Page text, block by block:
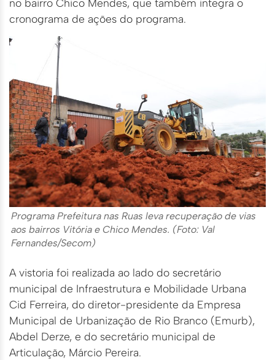
no bairro Chico Mendes, que também integra o
cronograma de ações do programa.
Programa Prefeitura nas Ruas leva recuperação de vias
aos bairros Vitória e Chico Mendes. (Foto: Val
Fernandes/Secom)
A vistoria foi realizada ao lado do secretário
municipal de Infraestrutura e Mobilidade Urbana
Cid Ferreira, do diretor-presidente da Empresa
Municipal de Urbanização de Rio Branco (Emurb),
Abdel Derze, e do secretário municipal de
Articulação, Márcio Pereira.